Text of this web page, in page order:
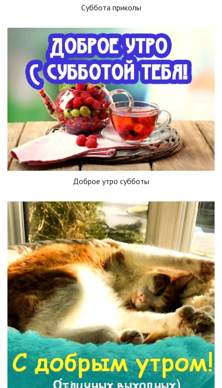
Суббота приколы
Доброе утро субботы